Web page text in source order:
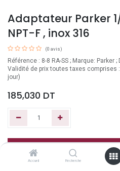
Accueil Recherche
Adaptateur Parker 1/
NPT-F , inox 316
(0 avis)
Référence : 8-8 RA-SS ; Marque: Parker
Validité de prix toutes taxes
jour)
185,030 DT
Ajouter